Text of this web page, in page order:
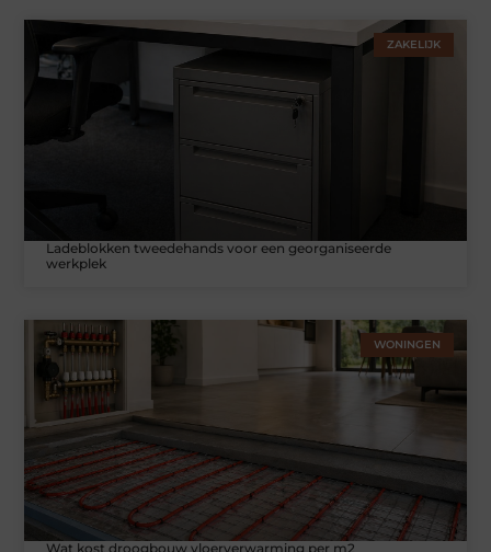
ZAKELIJK
Ladeblokken tweedehands voor een georganiseerde
werkplek
WONINGEN
Wat kost droogbouw vloerverwarming per m2